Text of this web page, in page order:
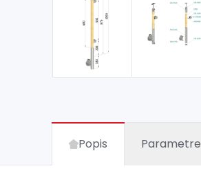
Popis Parametre